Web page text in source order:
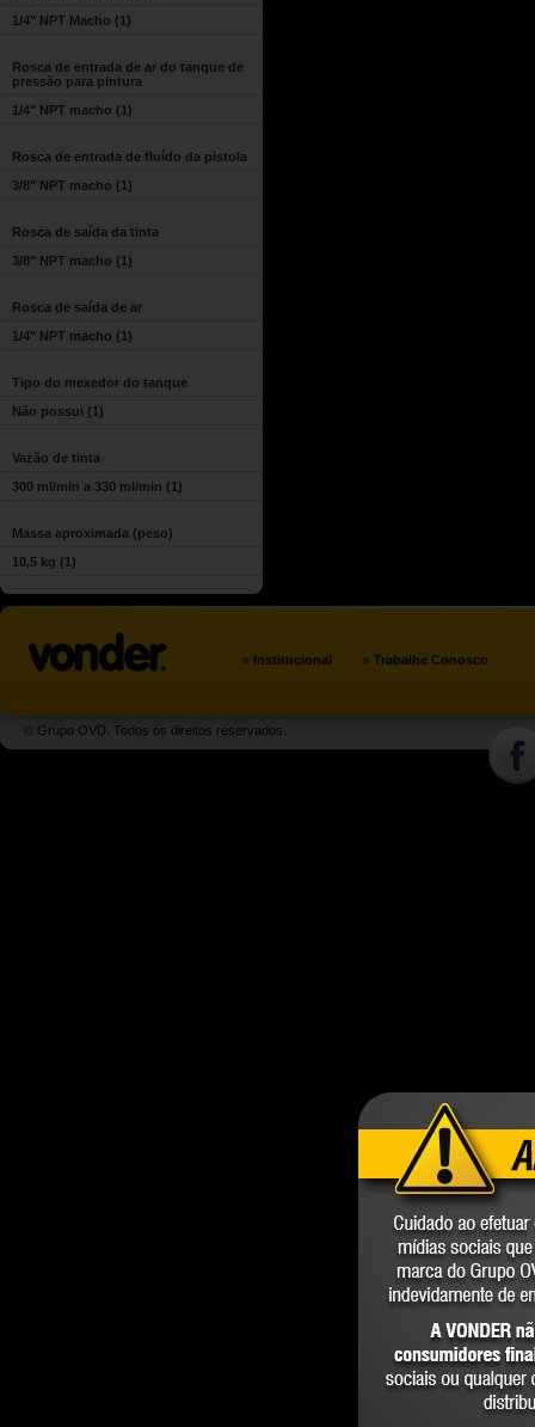
1/4" NPT Macho (1)
Rosca de entrada de ar do tanque de
pressão para pintura
1/4" NPT macho (1)
Rosca de entrada de fluído da pistola
3/8" NPT macho (1)
Rosca de saída da tinta
3/8" NPT macho (1)
Rosca de saída de ar
1/4" NPT macho (1)
Tipo do mexedor do tanque
Não possui (1)
Vazão de tinta
300 ml/min a 330 ml/min (1)
Massa aproximada (peso)
10,5 kg (1)
» Institucional » Trabalhe Conosco
© Grupo OVD. Todos os direitos reservados.